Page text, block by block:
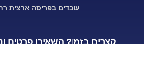
עובדים בפריסה ארצית
קצרים בזמן? השאירו פרטים